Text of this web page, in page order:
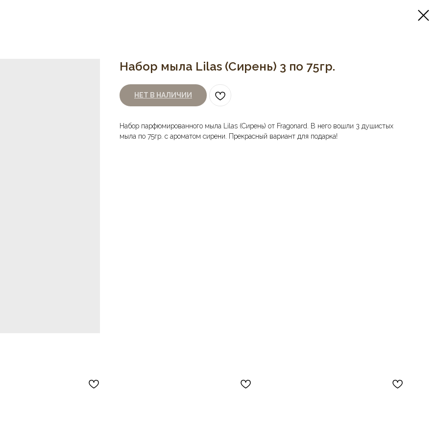
Набор мыла Lilas (Сирень) 3 по 75гр.
НЕТ В НАЛИЧИИ
Набор парфюмированного мыла Lilas (Сирень) от Fragonard. В него вошли 3 душистых
мыла по 75гр. с ароматом сирени. Прекрасный вариант для подарка!